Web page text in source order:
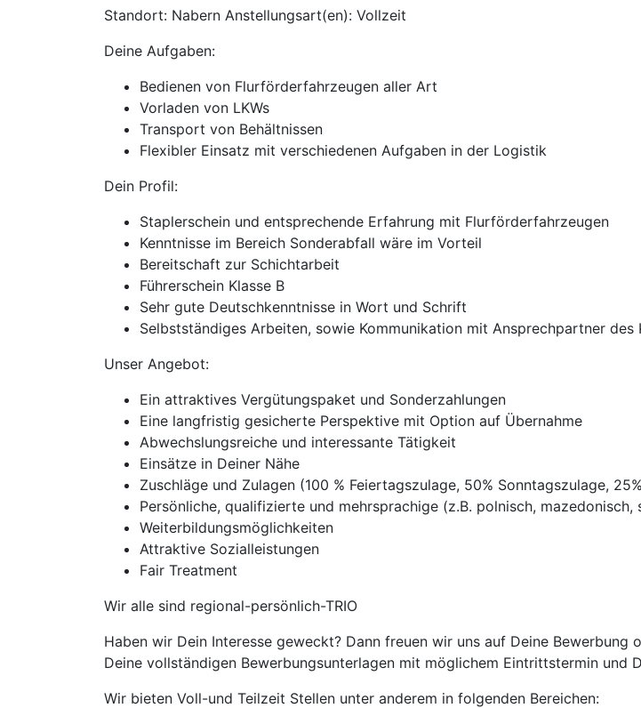
Standort: Nabern Anstellungsart(en): Vollzeit
Deine Aufgaben:
Bedienen von Flurförderfahrzeugen aller Art
Vorladen von LKWs
Transport von Behältnissen
Flexibler Einsatz mit verschiedenen Aufgaben in der Logistik
Dein Profil:
Staplerschein und entsprechende Erfahrung mit Flurförderfahrzeugen
Kenntnisse im Bereich Sonderabfall wäre im Vorteil
Bereitschaft zur Schichtarbeit
Führerschein Klasse B
Sehr gute Deutschkenntnisse in Wort und Schrift
Selbstständiges Arbeiten, sowie Kommunikation mit Ansprechpartner des
Unser Angebot:
Ein attraktives Vergütungspaket und Sonderzahlungen
Eine langfristig gesicherte Perspektive mit Option auf Übernahme
Abwechslungsreiche und interessante Tätigkeit
Einsätze in Deiner Nähe
Zuschläge und Zulagen (100 % Feiertagszulage, 50% Sonntagszulage,
Persönliche, qualifizierte und mehrsprachige (z.B. polnisch,
Weiterbildungsmöglichkeiten
Attraktive Sozialleistungen
Fair Treatment
Wir alle sind regional-persönlich-TRIO
Haben wir Dein Interesse geweckt? Dann freuen wir uns auf Deine
Deine vollständigen Bewerbungsunterlagen mit möglichem Eintrittstermin und
Wir bieten Voll-und Teilzeit Stellen unter anderem in folgenden Bereichen: